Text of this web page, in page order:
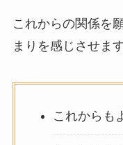
これからの関係を
まりを感じさせます
これからも